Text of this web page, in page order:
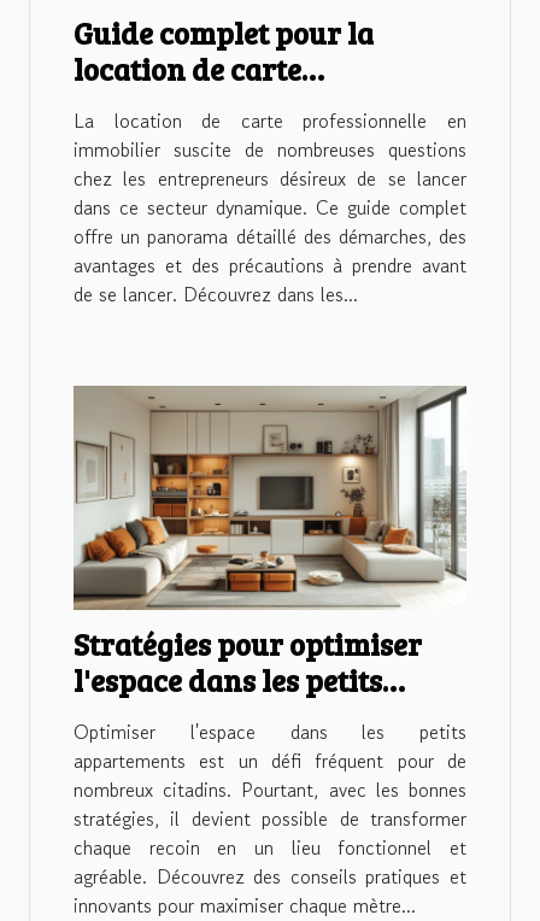
Guide complet pour la
location de carte
professionnelle en
immobilier
La location de carte professionnelle en
immobilier suscite de nombreuses questions
chez les entrepreneurs désireux de se lancer
dans ce secteur dynamique. Ce guide complet
offre un panorama détaillé des démarches, des
avantages et des précautions à prendre avant
de se lancer. Découvrez dans les...
Stratégies pour optimiser
l'espace dans les petits
appartements
Optimiser l'espace dans les petits
appartements est un défi fréquent pour de
nombreux citadins. Pourtant, avec les bonnes
stratégies, il devient possible de transformer
chaque recoin en un lieu fonctionnel et
agréable. Découvrez des conseils pratiques et
innovants pour maximiser chaque mètre...